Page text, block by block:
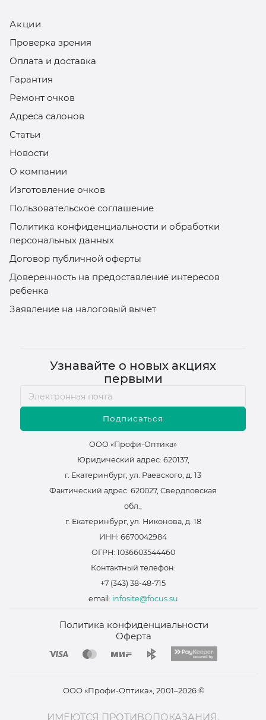
Акции
Проверка зрения
Оплата и доставка
Гарантия
Ремонт очков
Адреса салонов
Статьи
Новости
О компании
Изготовление очков
Пользовательское соглашение
Политика конфиденциальности и обработки
персональных данных
Договор публичной оферты
Доверенность на предоставление интересов
ребенка
Заявление на налоговый вычет
Узнавайте о новых акциях
первыми
Подписаться
ООО «Профи-Оптика»
Юридический адрес: 620137,
г. Екатеринбург, ул. Раевского, д. 13
Фактический адрес: 620027, Свердловская
обл.,
г. Екатеринбург, ул. Никонова, д. 18
ИНН: 6670042984
ОГРН: 1036603544460
Контактный телефон:
+7 (343) 38-48-715
email: infosite@focus.su
ООО «Профи-Оптика», 2001–2026 ©
Политика конфиденциальности
Оферта
ИМЕЮТСЯ ПРОТИВОПОКАЗАНИЯ.